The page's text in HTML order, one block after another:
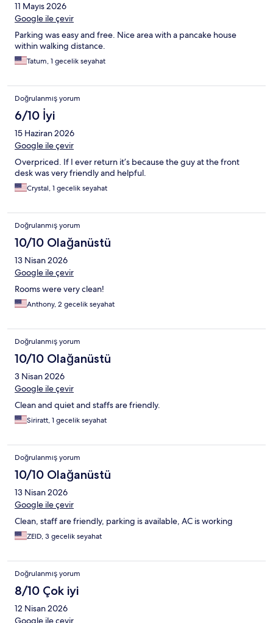
11 Mayıs 2026
Google ile çevir
Parking was easy and free. Nice area with a pancake house
within walking distance.
Tatum, 1 gecelik seyahat
Doğrulanmış yorum
6/10 İyi
15 Haziran 2026
Google ile çevir
Overpriced. If I ever return it’s because the guy at the front
desk was very friendly and helpful.
Crystal, 1 gecelik seyahat
Doğrulanmış yorum
10/10 Olağanüstü
13 Nisan 2026
Google ile çevir
Rooms were very clean!
Anthony, 2 gecelik seyahat
Doğrulanmış yorum
10/10 Olağanüstü
3 Nisan 2026
Google ile çevir
Clean and quiet and staffs are friendly.
Siriratt, 1 gecelik seyahat
Doğrulanmış yorum
10/10 Olağanüstü
13 Nisan 2026
Google ile çevir
Clean, staff are friendly, parking is available, AC is working
ZEID, 3 gecelik seyahat
Doğrulanmış yorum
8/10 Çok iyi
12 Nisan 2026
Google ile çevir